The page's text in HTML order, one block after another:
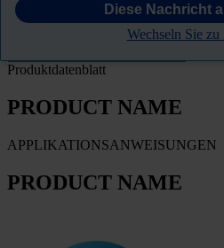
Diese Nachricht
Wechseln Sie zu
FILTER
Produktdatenblatt
PRODUCT NAME
APPLIKATIONSANWEISUNGEN
PRODUCT NAME